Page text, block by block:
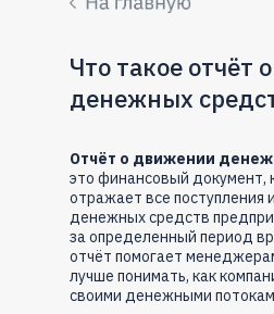
Что такое отчёт
денежных
Отчёт о движении
это финансовый документ,
отражает все поступления
денежных средств
за определенный период
отчёт помогает
лучше понимать, как
своими денежными